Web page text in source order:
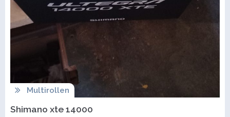
Multirollen
Shimano xte 14000